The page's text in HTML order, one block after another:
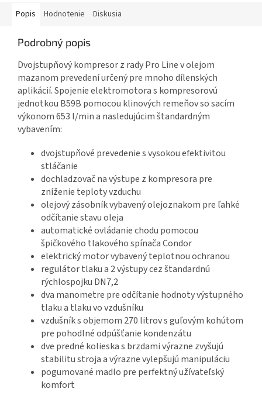
Popis Hodnotenie Diskusia
Podrobný popis
Dvojstupňový kompresor z rady Pro Line v olejom
mazanom prevedení určený pre mnoho dílenských
aplikácií. Spojenie elektromotora s kompresorovú
jednotkou B59B pomocou klinových remeňov so sacím
výkonom 653 l/min a nasledujúcim štandardným
vybavením:
dvojstupňové prevedenie s vysokou efektivitou
stláčanie
dochladzovač na výstupe z kompresora pre
zníženie teploty vzduchu
olejový zásobník vybavený olejoznakom pre ľahké
odčítanie stavu oleja
automatické ovládanie chodu pomocou
špičkového tlakového spínača Condor
elektrický motor vybavený teplotnou ochranou
regulátor tlaku a 2 výstupy cez štandardnú
rýchlospojku DN7,2
dva manometre pre odčítanie hodnoty výstupného
tlaku a tlaku vo vzdušníku
vzdušník s objemom 270 litrov s guľovým kohútom
pre pohodlné odpúšťanie kondenzátu
dve predné kolieska s brzdami výrazne zvyšujú
stabilitu stroja a výrazne vylepšujú manipuláciu
pogumované madlo pre perfektný užívateľský
komfort